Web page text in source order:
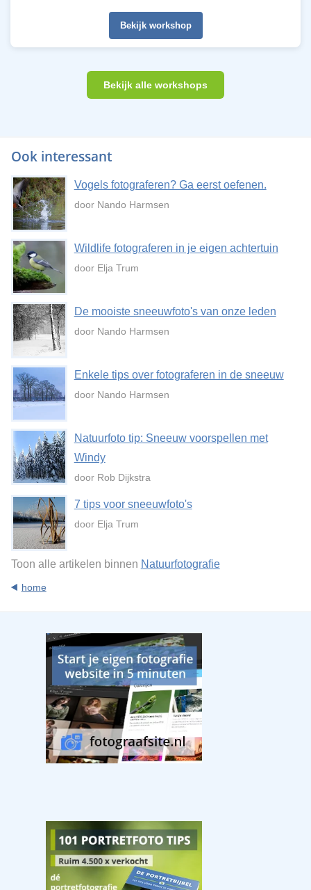
Bekijk workshop
Bekijk alle workshops
Ook interessant
Vogels fotograferen? Ga eerst oefenen.
door Nando Harmsen
Wildlife fotograferen in je eigen achtertuin
door Elja Trum
De mooiste sneeuwfoto's van onze leden
door Nando Harmsen
Enkele tips over fotograferen in de sneeuw
door Nando Harmsen
Natuurfoto tip: Sneeuw voorspellen met
Windy
door Rob Dijkstra
7 tips voor sneeuwfoto's
door Elja Trum
Toon alle artikelen binnen Natuurfotografie
home